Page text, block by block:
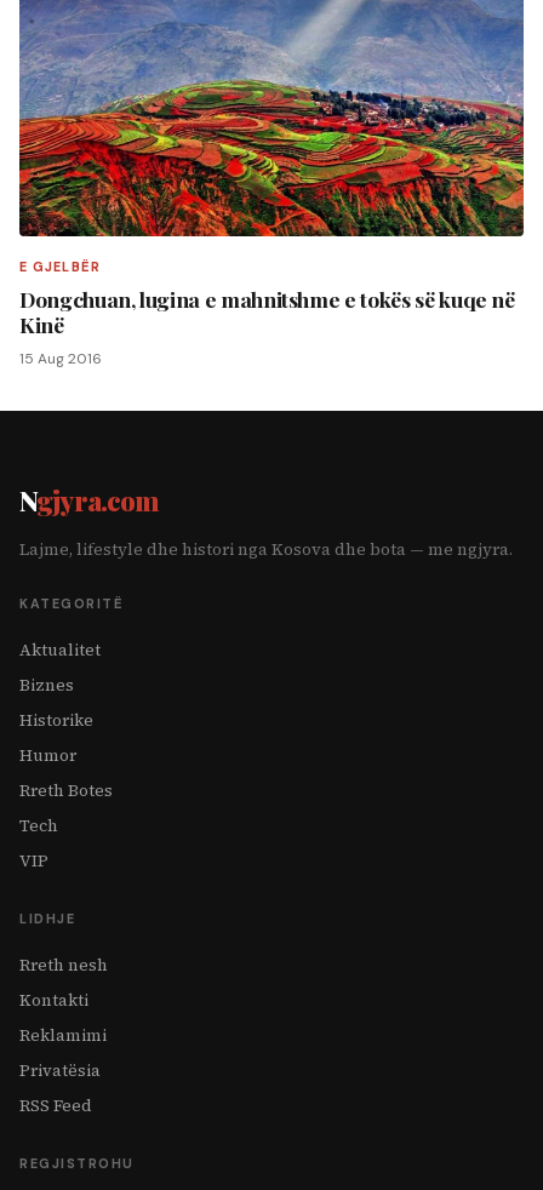
E GJELBËR
Dongchuan, lugina e mahnitshme e tokës së kuqe në
Kinë
15 Aug 2016
Ngjyra.com
Lajme, lifestyle dhe histori nga Kosova dhe bota — me ngjyra.
KATEGORITË
Aktualitet
Biznes
Historike
Humor
Rreth Botes
Tech
VIP
LIDHJE
Rreth nesh
Kontakti
Reklamimi
Privatësia
RSS Feed
REGJISTROHU